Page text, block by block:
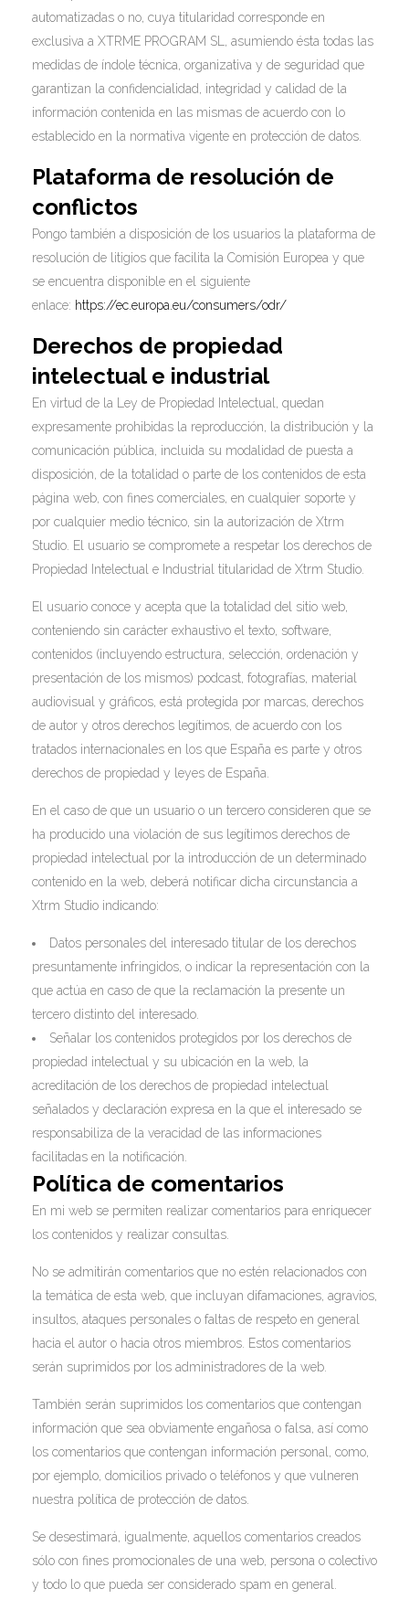
automatizadas o no, cuya titularidad corresponde en
exclusiva a XTRME PROGRAM SL, asumiendo ésta todas las
medidas de índole técnica, organizativa y de seguridad que
garantizan la confidencialidad, integridad y calidad de la
información contenida en las mismas de acuerdo con lo
establecido en la normativa vigente en protección de datos.
Plataforma de resolución de
conflictos
Pongo también a disposición de los usuarios la plataforma de
resolución de litigios que facilita la Comisión Europea y que
se encuentra disponible en el siguiente
enlace: https://ec.europa.eu/consumers/odr/
Derechos de propiedad
intelectual e industrial
En virtud de la Ley de Propiedad Intelectual, quedan
expresamente prohibidas la reproducción, la distribución y la
comunicación pública, incluida su modalidad de puesta a
disposición, de la totalidad o parte de los contenidos de esta
página web, con fines comerciales, en cualquier soporte y
por cualquier medio técnico, sin la autorización de Xtrm
Studio. El usuario se compromete a respetar los derechos de
Propiedad Intelectual e Industrial titularidad de Xtrm Studio.
El usuario conoce y acepta que la totalidad del sitio web,
conteniendo sin carácter exhaustivo el texto, software,
contenidos (incluyendo estructura, selección, ordenación y
presentación de los mismos) podcast, fotografías, material
audiovisual y gráficos, está protegida por marcas, derechos
de autor y otros derechos legítimos, de acuerdo con los
tratados internacionales en los que España es parte y otros
derechos de propiedad y leyes de España.
En el caso de que un usuario o un tercero consideren que se
ha producido una violación de sus legítimos derechos de
propiedad intelectual por la introducción de un determinado
contenido en la web, deberá notificar dicha circunstancia a
Xtrm Studio indicando:
Datos personales del interesado titular de los derechos
presuntamente infringidos, o indicar la representación con la
que actúa en caso de que la reclamación la presente un
tercero distinto del interesado.
Señalar los contenidos protegidos por los derechos de
propiedad intelectual y su ubicación en la web, la
acreditación de los derechos de propiedad intelectual
señalados y declaración expresa en la que el interesado se
responsabiliza de la veracidad de las informaciones
facilitadas en la notificación.
Política de comentarios
En mi web se permiten realizar comentarios para enriquecer
los contenidos y realizar consultas.
No se admitirán comentarios que no estén relacionados con
la temática de esta web, que incluyan difamaciones, agravios,
insultos, ataques personales o faltas de respeto en general
hacia el autor o hacia otros miembros. Estos comentarios
serán suprimidos por los administradores de la web.
También serán suprimidos los comentarios que contengan
información que sea obviamente engañosa o falsa, así como
los comentarios que contengan información personal, como,
por ejemplo, domicilios privado o teléfonos y que vulneren
nuestra política de protección de datos.
Se desestimará, igualmente, aquellos comentarios creados
sólo con fines promocionales de una web, persona o colectivo
y todo lo que pueda ser considerado spam en general.